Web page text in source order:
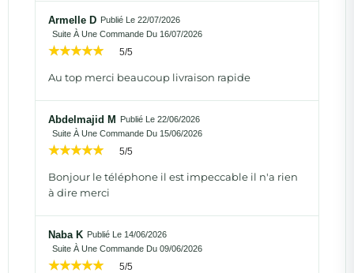
Armelle D Publié Le 22/07/2026
Suite À Une Commande Du 16/07/2026
5/5
Au top merci beaucoup livraison rapide
Abdelmajid M
Publié Le 22/06/2026
Suite À Une Commande Du 15/06/2026
5/5
Bonjour le téléphone il est impeccable il n'a rien
à dire merci
Naba K Publié Le 14/06/2026
Suite À Une Commande Du 09/06/2026
5/5